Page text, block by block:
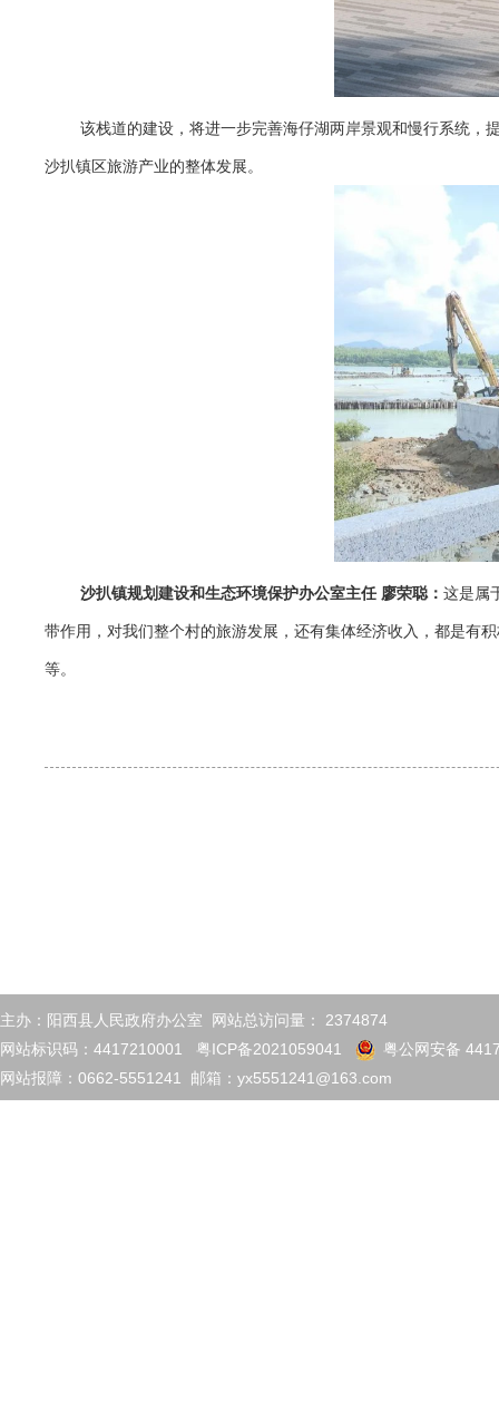
该栈道的建设，将进一步完善海仔湖两岸景观和慢行系统，
沙扒镇区旅游产业的整体发展。
沙扒镇规划建设和生态环境保护办公室主任 廖荣聪： 这是属
带作用，对我们整个村的旅游发展，还有集体经济收入，都是有
等。
主办：阳西县人民政府办公室 网站总访问量： 2374874
网站标识码：4417210001 粤ICP备2021059041
粤公网安备
网站报障：0662-5551241 邮箱：yx5551241@163.com